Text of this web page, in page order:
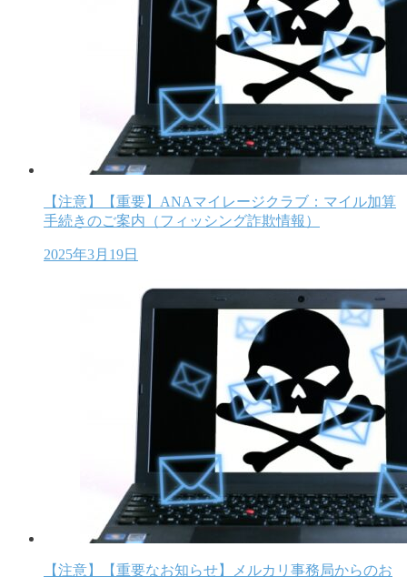
【注意】【重要】ANAマイレージクラブ：マイル加算
手続きのご案内（フィッシング詐欺情報）
2025年3月19日
【注意】【重要なお知らせ】メルカリ事務局からのお